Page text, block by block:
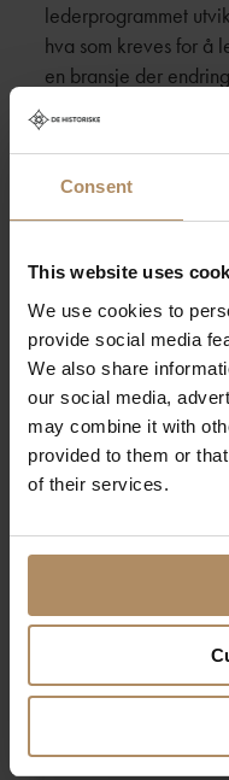
Consent
This website uses
We use cookies to
provide social media
We also share
our social media,
may combine it with
provided to them or
of their services.
lederprogrammet
hva som kreves for å
en bransje der
Det er lagt opp til en
samlingen, og med
Cecilie og Tord
være vertskap for
det påfølgende
Sundvoldinger som
vågale står klare til å
Velkommen til
Meld
Vi ber om at alle